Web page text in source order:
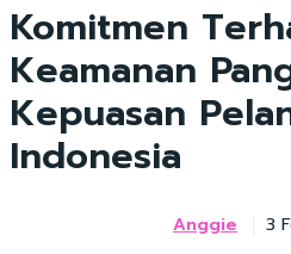
Komitmen
Keamanan
Kepuasan
Indonesia
Anggie 3